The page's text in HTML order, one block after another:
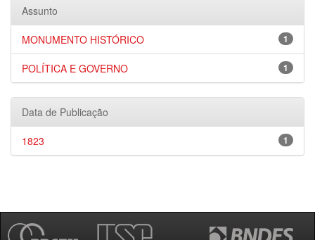
Assunto
1
MONUMENTO HISTÓRICO
1
POLÍTICA E GOVERNO
Data de Publicação
1
1823